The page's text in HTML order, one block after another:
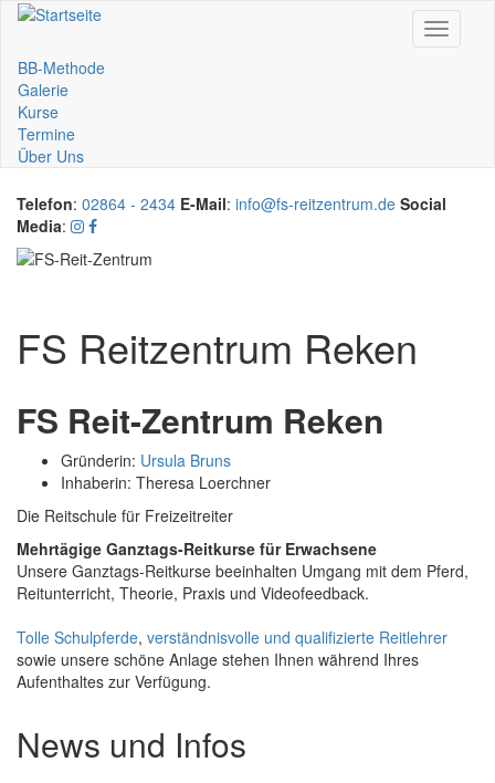
Direkt
Toggle
Main
navigation
BB-Methode
Galerie
Kurse
Termine
Über Uns
Telefon: 02864 - 2434 E-Mail: info@fs-reitzentrum.de Social
Media:
FS Reitzentrum Reken
FS Reit-Zentrum Reken
Gründerin: Ursula Bruns
Inhaberin: Theresa Loerchner
Die Reitschule für Freizeitreiter
Mehrtägige Ganztags-Reitkurse für Erwachsene
Unsere Ganztags-Reitkurse beeinhalten Umgang mit dem Pferd,
Reitunterricht, Theorie, Praxis und Videofeedback.
Tolle Schulpferde, verständnisvolle und qualifizierte Reitlehrer
sowie unsere schöne Anlage stehen Ihnen während Ihres
Aufenthaltes zur Verfügung.
News und Infos